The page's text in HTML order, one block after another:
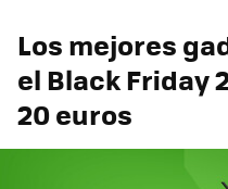
Los mejores
el Black Friday
20 euros